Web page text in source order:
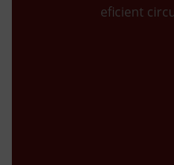
eficient